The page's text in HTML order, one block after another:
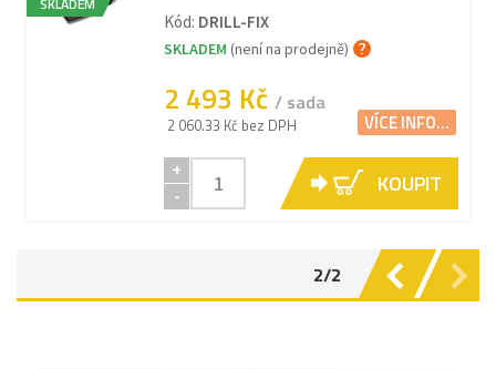
Kód: DRILL-FIX
SKLADEM (není na prodejně)
2 493 Kč / sada
2 060.33 Kč bez DPH VÍCE INFO...
+
-
KOUPIT
2/2